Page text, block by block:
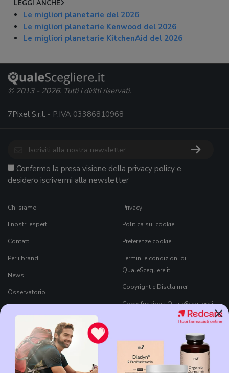
LEGGI ANCHE
Le migliori planetarie del 2026
Le migliori planetarie Kenwood del 2026
Le migliori planetarie KitchenAid del 2026
×
© 2013 - 2026. Tutti i diritti riservati.
7Pixel S.r.l. - P.IVA 03386810968
Confermo la presa visione della privacy policy e
desidero iscrivermi alla newsletter
Chi siamo
I nostri esperti
Contatti
Per i brand
News
Osservatorio
Black Friday 2026
Privacy
Politica sui cookie
Preferenze cookie
Termini e condizioni di
QualeScegliere.it
Copyright e Disclaimer
Come funziona QualeScegliere.it